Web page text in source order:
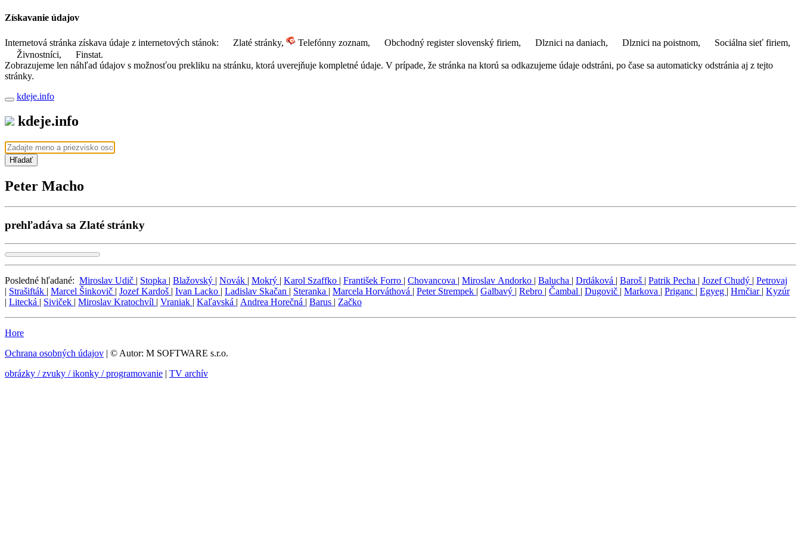
Získavanie údajov
Internetová stránka získava údaje z internetových stánok: Zlaté stránky, Telefónny zoznam, Obchodný register slovenský firiem, Dlznici na daniach, Dlznici na poistnom,
Sociálna sieť firiem,
Živnostníci,
Finstat.
Zobrazujeme len náhľad údajov s možnosťou prekliku na stránku, ktorá uverejňuje kompletné údaje. V prípade, že stránka na ktorú sa odkazujeme údaje odstráni, po čase sa automaticky odstránia aj z tejto
stránky.
kdeje.info
kdeje.info
Hľadať
Peter Macho
prehľadáva sa Zlaté stránky
Posledné hľadané: Miroslav Udič | Stopka | Blažovský | Novák | Mokrý | Karol Szaffko | František Forro | Chovancova | Miroslav Andorko | Balucha | Drdáková | Baroš | Patrik Pecha | Jozef Chudý | Petrovaj
| Strašifták | Marcel Šinkovič | Jozef Kardoš | Ivan Lacko | Ladislav Skačan | Steranka | Marcela Horváthová | Peter Strempek | Galbavý | Rebro | Čambal | Dugovič | Markova | Priganc | Egyeg | Hrnčiar | Kyzúr
| Litecká | Siviček | Miroslav Kratochvíl | Vraniak | Kaľavská | Andrea Horečná | Barus | Začko
Hore
Ochrana osobných údajov | © Autor: M SOFTWARE s.r.o.
obrázky / zvuky / ikonky / programovanie | TV archív